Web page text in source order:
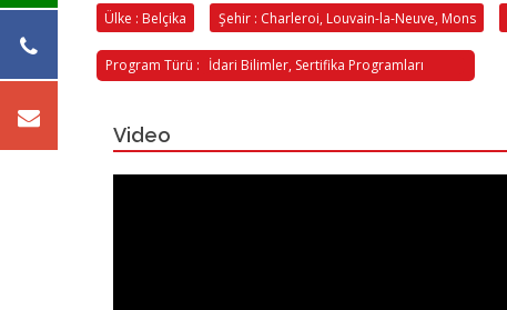
Ülke : Belçika Şehir : Charleroi, Louvain-la-Neuve, Mons
Program Türü : İdari Bilimler, Sertifika Programları
Video